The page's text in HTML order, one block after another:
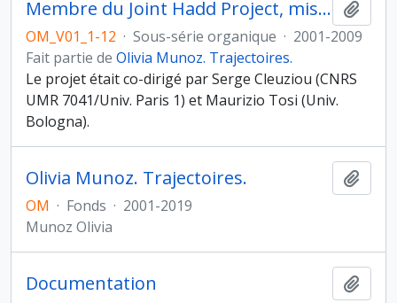
Membre du Joint Hadd Project, mission franco-italienne au sultanat d’Oman
OM_V01_1-12 · Sous-série organique · 2001-2009
Fait partie de Olivia Munoz. Trajectoires.
Le projet était co-dirigé par Serge Cleuziou (CNRS
UMR 7041/Univ. Paris 1) et Maurizio Tosi (Univ.
Bologna).
Olivia Munoz. Trajectoires.
OM · Fonds · 2001-2019
Munoz Olivia
Documentation